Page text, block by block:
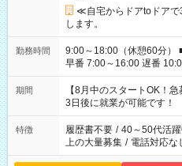
≪自宅からドアtoドア
します。
勤務時間
9:00～18:00（休憩60分） ■ご希望があれば下記シフトもOK！
早番 7:00～16:00 遅番 10:00
と休みを合わせたい」 「
「できれば残業はしたく
ね。 ※Wワーク希望の方へ 今ご覧のお仕事で希望する勤務時間
と、もう1つのお仕事の勤
合は応募できません。
期間
【8月中のスタートOK！
3日後に就業が可能です！
特徴 履歴書不要 / 40～50代活
上の大量募集 / 電話対応な